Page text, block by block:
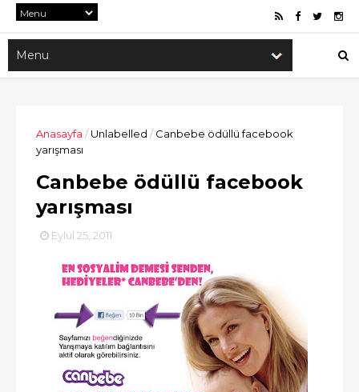
Anasayfa /Unlabelled / Canbebe ödüllü facebook
yarışması
Canbebe ödüllü facebook
yarışması
Eylül 25, 2011